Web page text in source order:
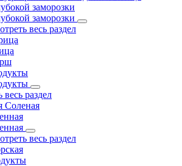
заморозки
заморозки
весь раздел
весь раздел
Соленая
весь раздел